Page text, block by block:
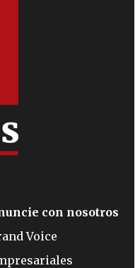
con nosotros
Voice